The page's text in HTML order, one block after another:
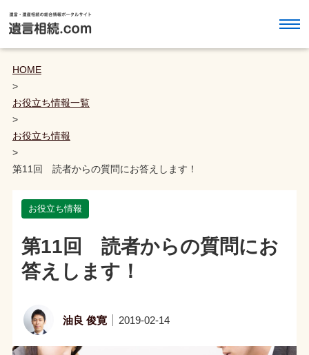
HOME
>
お役立ち情報一覧
>
お役立ち情報
>
第11回 読者からの質問にお答えします！
お役立ち情報
第11回 読者からの質問にお
答えします！
油良 俊寛 2019-02-14